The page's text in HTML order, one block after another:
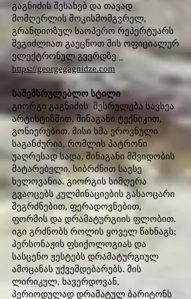
გაგნიძის შესახებ და თავად
მომღერლის შოკისმომგვრელ,
გრანდიოზულ საოპერო რეპერტუარს
შეგიძლიათ გაეცნოთ მის ოფიციალურ
ელექტრონულ გვერდზე _
https://georgegagnidze.com
საშემსრულებლო სტილი
გიორგი გაგნიძის შესრულება სავსეა
არტისტიზმით, შინაგანი ტექნიკით,
გონიერებით. მისი ხმა ეროვნული
საგანძურია, რომლის პატრონი
უაღრესად სადა, შინაგანი მშვიდობის
მატარებელი, სიბრძნით სავსე
ხელოვანია. გიორგის სიმღერა
გვაოცებს კულმინაციების გასაოცარი
შეგრძნებით, ფერადოვნებით,
ფორმის და დრამატურგიის ფლობით.
იგი გრძნობს როლის ყოველ წახნაგს;
პერსონაჟის ფსიქოლოგიას და
სასცენო ჟესტებს დრამატურგიულ
ამოცანას უქვემდებარებს. მის
ლირიკულ, ხავერდოვან,
პერიოდულად დრამატულ ბარიტონს